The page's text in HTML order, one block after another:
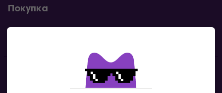
Покупка
Полезни линкове
Контакти